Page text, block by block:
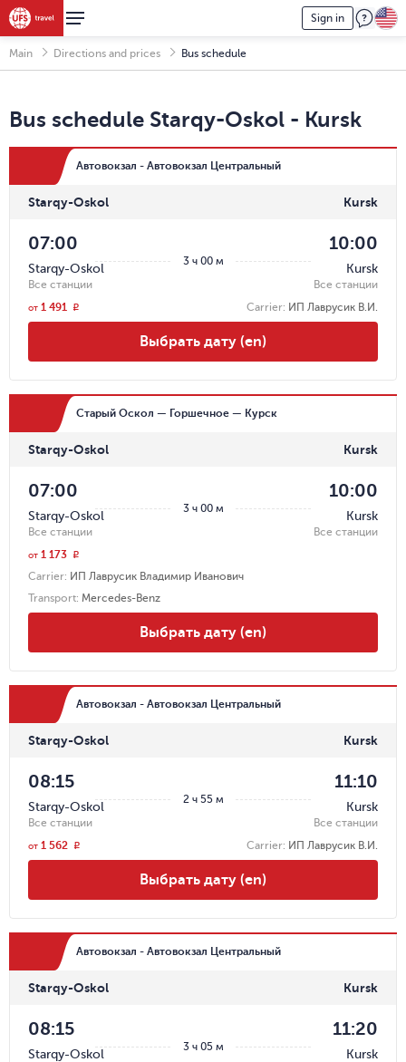
Sign in
Main Directions and prices Bus schedule
Bus schedule Starqy-Oskol - Kursk
Автовокзал - Автовокзал Центральный
Starqy-Oskol Kursk
3 ч 00 м
07:00
Starqy-Oskol
Все станции
10:00
Kursk
Все станции
Carrier: ИП Лаврусик В.И.
от 1 491 r
Выбрать дату (en)
Старый Оскол — Горшечное — Курск
Starqy-Oskol Kursk
3 ч 00 м
07:00
Starqy-Oskol
Все станции
10:00
Kursk
Все станции
Carrier: ИП Лаврусик Владимир Иванович
Transport: Mercedes-Benz
от 1 173 r
Выбрать дату (en)
Автовокзал - Автовокзал Центральный
Starqy-Oskol Kursk
2 ч 55 м
08:15
Starqy-Oskol
Все станции
11:10
Kursk
Все станции
Carrier: ИП Лаврусик В.И.
от 1 562 r
Выбрать дату (en)
Автовокзал - Автовокзал Центральный
Starqy-Oskol Kursk
3 ч 05 м
08:15
Starqy-Oskol
11:20
Kursk